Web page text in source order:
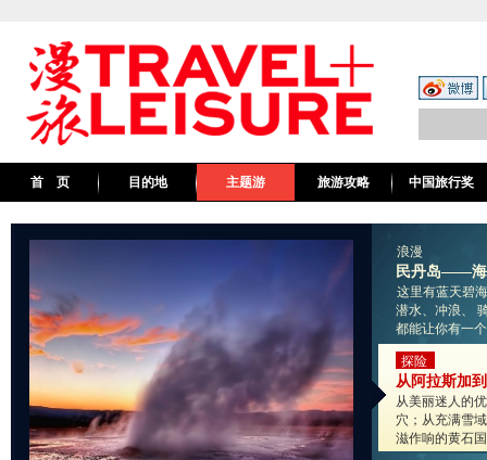
首 页 目的地 主题游 旅游攻略 中国旅行奖
浪漫
民丹岛——海
这里有蓝天碧
潜水、冲浪、
都能让你有一
探险
从阿拉斯加
从美丽迷人的
穴；从充满雪
滋作响的黄石